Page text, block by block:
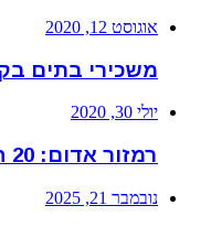
אוגוסט 12, 2020
משכירי בתים
יולי 30, 2020
רמזור אדום: 20 חולי קורונה מאומתים בקיסריה
נובמבר 21, 2025